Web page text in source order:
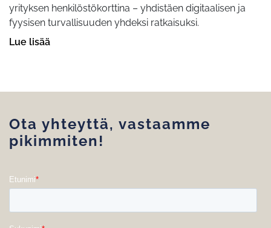
yrityksen henkilöstökorttina – yhdistäen digitaalisen ja
fyysisen turvallisuuden yhdeksi ratkaisuksi.
Lue lisää
Ota yhteyttä, vastaamme
pikimmiten!